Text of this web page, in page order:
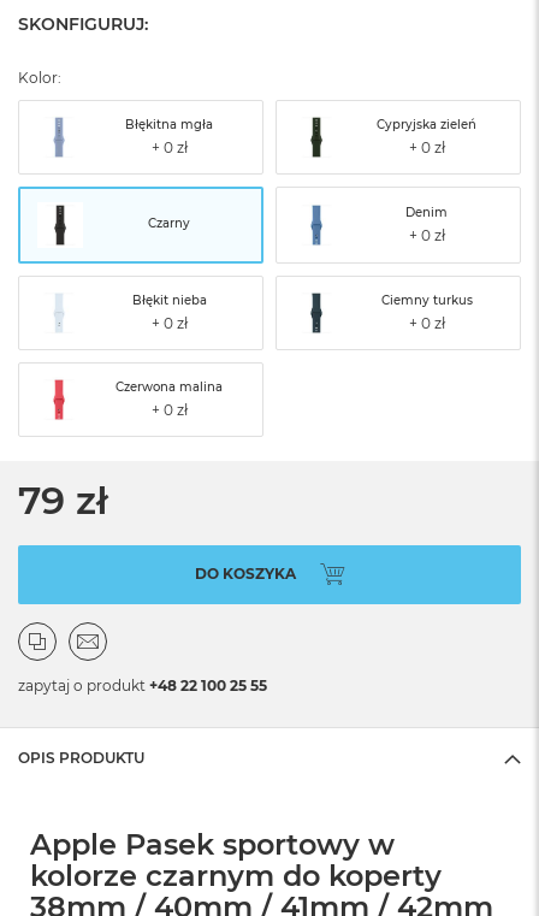
SKONFIGURUJ:
Kolor:
Błękitna mgła Cypryjska zieleń
Czarny
Denim
Błękit nieba Ciemny turkus
Czerwona malina
79 zł
DO KOSZYKA
zapytaj o produkt +48 22 100 25 55
OPIS PRODUKTU
Apple Pasek sportowy w
kolorze czarnym do koperty
38mm / 40mm / 41mm / 42mm